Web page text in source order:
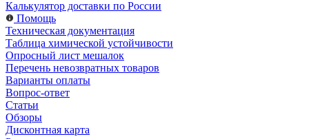
Калькулятор доставки по России
Помощь
Техническая документация
Таблица химической устойчивости
Опросный лист мешалок
Перечень невозвратных товаров
Варианты оплаты
Вопрос-ответ
Статьи
Обзоры
Дисконтная карта